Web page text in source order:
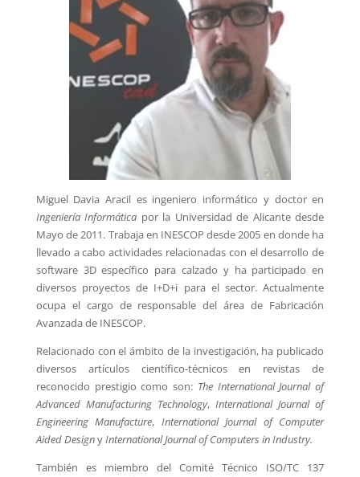
Miguel Davia Aracil es ingeniero informático y doctor en
Ingeniería Informática por la Universidad de Alicante desde
Mayo de 2011. Trabaja en INESCOP desde 2005 en donde ha
llevado a cabo actividades relacionadas con el desarrollo de
software 3D específico para calzado y ha participado en
diversos proyectos de I+D+i para el sector. Actualmente
ocupa el cargo de responsable del área de Fabricación
Avanzada de INESCOP.
Relacionado con el ámbito de la investigación, ha publicado
diversos artículos científico-técnicos en revistas de
reconocido prestigio como son: The International Journal of
Advanced Manufacturing Technology,International Journal of
Engineering Manufacture, International Journal of Computer
Aided DesignyInternational Journal of Computers in Industry.
También es miembro del Comité Técnico ISO/TC 137